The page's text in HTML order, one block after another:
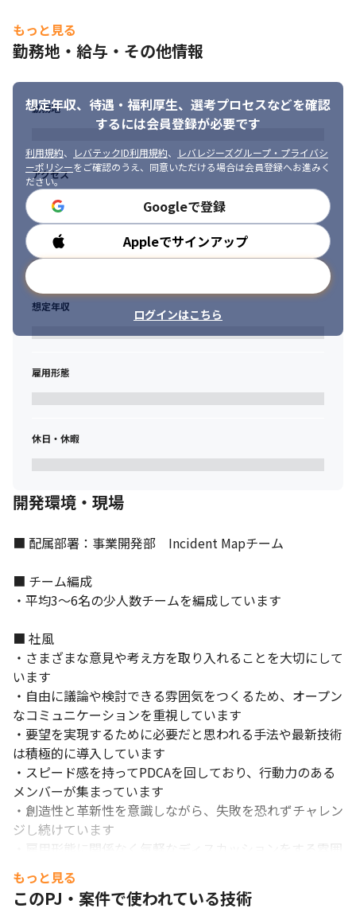
もっと見る
勤務地・給与・その他情報
想定年収、待遇・福利厚生、 選考プロセスなどを確認
するには会員登録が必要です
利用規約、 レバテックID利用規約、
レバレジーズグループ・プライバシ
ーポリシーをご確認のうえ、同意いただける場合は会員登録へお進みく
ださい。
Googleで登録
Appleでサインアップ
ログインはこちら
勤務地
アクセス
勤務時間
想定年収
雇用形態
休日・休暇
開発環境・現場
■ 配属部署：事業開発部　Incident Mapチーム
■ チーム編成
・平均3～6名の少人数チームを編成しています
■ 社風
・さまざまな意見や考え方を取り入れることを大切にして
います
・自由に議論や検討できる雰囲気をつくるため、オープン
なコミュニケーションを重視しています
・要望を実現するために必要だと思われる手法や最新技術
は積極的に導入しています
・スピード感を持ってPDCAを回しており、行動力のある
メンバーが集まっています
・創造性と革新性を意識しながら、失敗を恐れずチャレン
ジし続けています
・雇用形態に関係なく気軽なディスカッションをする雰囲
気があります
・自分の強みを他者に教え、弱い箇所を教えてもらうよう
に、互いに教え合う文化があります
もっと見る
このPJ・案件で使われている技術